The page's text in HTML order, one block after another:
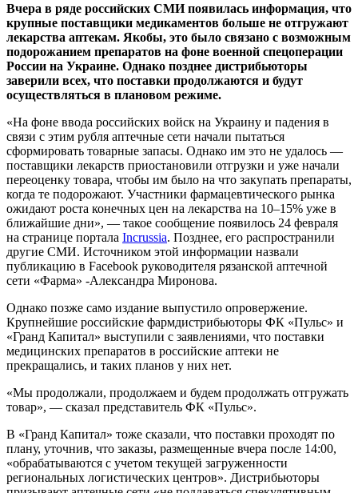
Вчера в ряде российских СМИ появилась информация, что
крупные поставщики медикаментов больше не отгружают
лекарства аптекам. Якобы, это было связано с возможным
подорожанием препаратов на фоне военной спецоперации
России на Украине. Однако позднее дистрибьюторы
заверили всех, что поставки продолжаются и будут
осуществляться в плановом режиме.
«На фоне ввода российских войск на Украину и падения в
связи с этим рубля аптечные сети начали пытаться
сформировать товарные запасы. Однако им это не удалось —
поставщики лекарств приостановили отгрузки и уже начали
переоценку товара, чтобы им было на что закупать препараты,
когда те подорожают. Участники фармацевтического рынка
ожидают роста конечных цен на лекарства на 10–15% уже в
ближайшие дни», — такое сообщение появилось 24 февраля
на странице портала Incrussia. Позднее, его распространили
другие СМИ. Источником этой информации назвали
публикацию в Facebook руководителя рязанской аптечной
сети «Фарма» -Александра Миронова.
Однако позже само издание выпустило опровержение.
Крупнейшие российские фармдистрибьюторы ФК «Пульс» и
«Гранд Капитал» выступили с заявлениями, что поставки
медицинских препаратов в российские аптеки не
прекращались, и таких планов у них нет.
«Мы продолжали, продолжаем и будем продолжать отгружать
товар», — сказал представитель ФК «Пульс».
В «Гранд Капитал» тоже сказали, что поставки проходят по
плану, уточнив, что заказы, размещенные вчера после 14:00,
«обрабатываются с учетом текущей загруженности
региональных логистических центров». Дистрибьюторы